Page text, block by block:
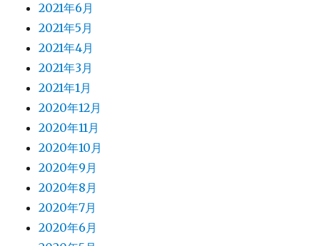
2021年6月
2021年5月
2021年4月
2021年3月
2021年1月
2020年12月
2020年11月
2020年10月
2020年9月
2020年8月
2020年7月
2020年6月